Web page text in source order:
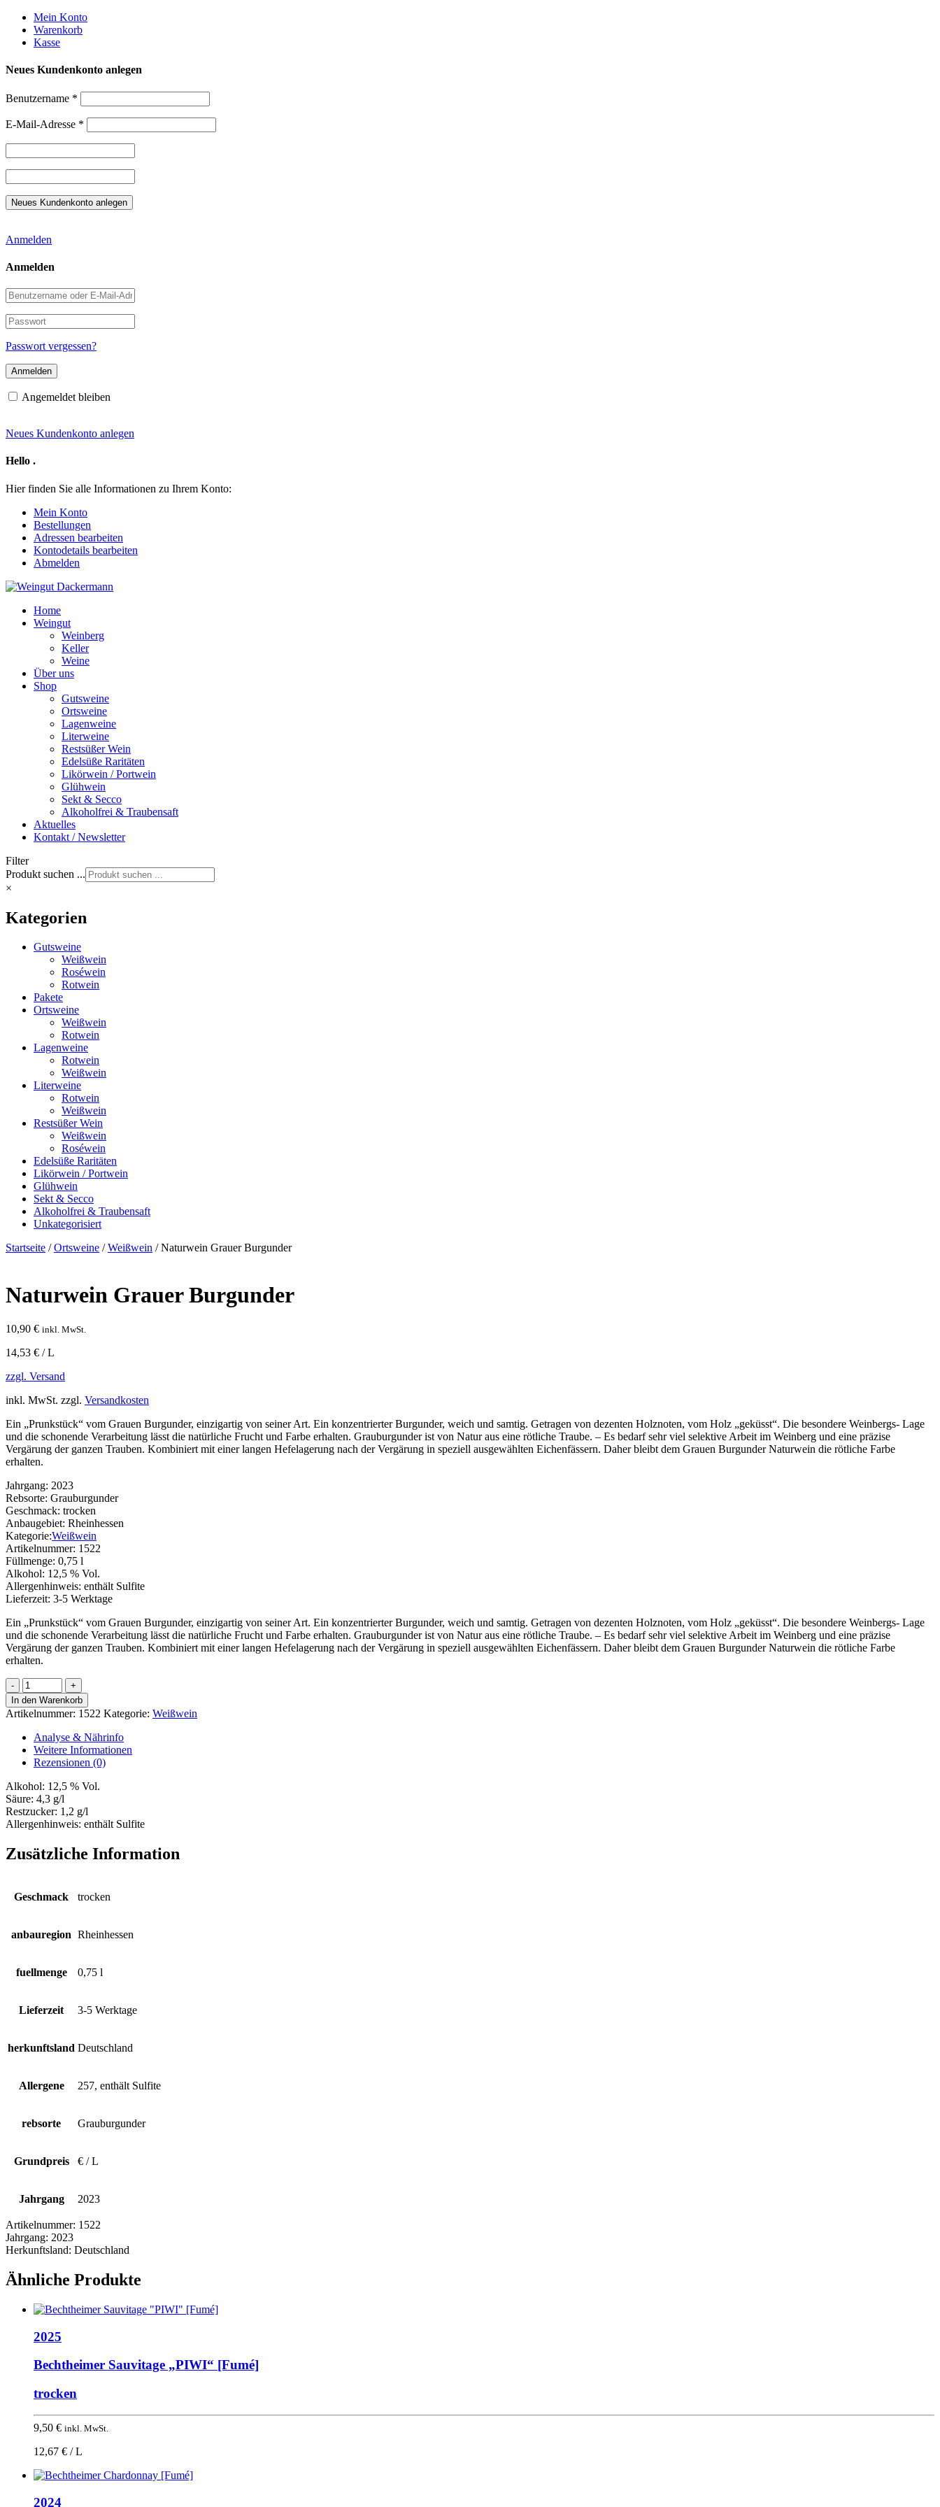
Weiter
zum
Inhalt
Mein Konto
Warenkorb
Kasse
Neues Kundenkonto anlegen
Benutzername *
E-Mail-Adresse *
Anmelden
Anmelden
Benutzername
oder
E-
Mail-
Adresse
Passwort
Passwort vergessen?
Angemeldet bleiben
Neues Kundenkonto anlegen
Hello .
Hier finden Sie alle Informationen zu Ihrem Konto:
Mein Konto
Bestellungen
Adressen bearbeiten
Kontodetails bearbeiten
Abmelden
Home
Weingut
Weinberg
Keller
Weine
Über uns
Shop
Gutsweine
Ortsweine
Lagenweine
Literweine
Restsüßer Wein
Edelsüße Raritäten
Likörwein / Portwein
Glühwein
Sekt & Secco
Alkoholfrei & Traubensaft
Aktuelles
Kontakt / Newsletter
Filter
Produkt suchen ...
×
Kategorien
Gutsweine
Weißwein
Roséwein
Rotwein
Pakete
Ortsweine
Weißwein
Rotwein
Lagenweine
Rotwein
Weißwein
Literweine
Rotwein
Weißwein
Restsüßer Wein
Weißwein
Roséwein
Edelsüße Raritäten
Likörwein / Portwein
Glühwein
Sekt & Secco
Alkoholfrei & Traubensaft
Unkategorisiert
Startseite /Ortsweine /Weißwein / Naturwein Grauer Burgunder
Naturwein Grauer Burgunder
10,90 € inkl. MwSt.
14,53 € / L
zzgl. Versand
inkl. MwSt. zzgl. Versandkosten
Ein „Prunkstück“ vom Grauen Burgunder, einzigartig von seiner Art. Ein konzentrierter Burgunder, weich und samtig. Getragen von dezenten Holznoten, vom Holz „geküsst“. Die besondere Weinbergs- Lage
und die schonende Verarbeitung lässt die natürliche Frucht und Farbe erhalten. Grauburgunder ist von Natur aus eine rötliche Traube. – Es bedarf sehr viel selektive Arbeit im Weinberg und eine präzise
Vergärung der ganzen Trauben. Kombiniert mit einer langen Hefelagerung nach der Vergärung in speziell ausgewählten Eichenfässern. Daher bleibt dem Grauen Burgunder Naturwein die rötliche Farbe
erhalten.
Jahrgang: 2023
Rebsorte: Grauburgunder
Geschmack: trocken
Anbaugebiet: Rheinhessen
Kategorie:Weißwein
Artikelnummer: 1522
Füllmenge: 0,75 l
Alkohol: 12,5 % Vol.
Allergenhinweis: enthält Sulfite
Lieferzeit: 3-5 Werktage
Ein „Prunkstück“ vom Grauen Burgunder, einzigartig von seiner Art. Ein konzentrierter Burgunder, weich und samtig. Getragen von dezenten Holznoten, vom Holz „geküsst“. Die besondere Weinbergs- Lage
und die schonende Verarbeitung lässt die natürliche Frucht und Farbe erhalten. Grauburgunder ist von Natur aus eine rötliche Traube. – Es bedarf sehr viel selektive Arbeit im Weinberg und eine präzise
Vergärung der ganzen Trauben. Kombiniert mit einer langen Hefelagerung nach der Vergärung in speziell ausgewählten Eichenfässern. Daher bleibt dem Grauen Burgunder Naturwein die rötliche Farbe
erhalten.
Naturwein
Grauer
Burgunder
Menge
In den Warenkorb
Artikelnummer: 1522 Kategorie: Weißwein
Analyse & Nährinfo
Weitere Informationen
Rezensionen (0)
Alkohol: 12,5 % Vol.
Säure: 4,3 g/l
Restzucker: 1,2 g/l
Allergenhinweis: enthält Sulfite
Zusätzliche Information
Geschmack trocken
anbauregion Rheinhessen
fuellmenge 0,75 l
Lieferzeit 3-5 Werktage
herkunftsland Deutschland
Allergene 257, enthält Sulfite
rebsorte Grauburgunder
Grundpreis € / L
Jahrgang 2023
Artikelnummer: 1522
Jahrgang: 2023
Herkunftsland: Deutschland
Ähnliche Produkte
2025
Bechtheimer Sauvitage „PIWI“ [Fumé]
trocken
9,50 € inkl. MwSt.
12,67 € / L
2024